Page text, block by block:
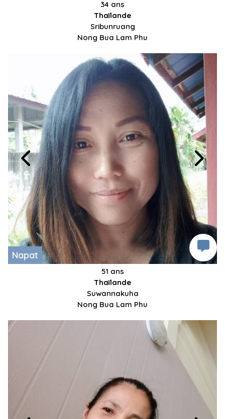
34 ans
Thaïlande
Sribunruang
Nong Bua Lam Phu
Napat
51 ans
Thaïlande
Suwannakuha
Nong Bua Lam Phu